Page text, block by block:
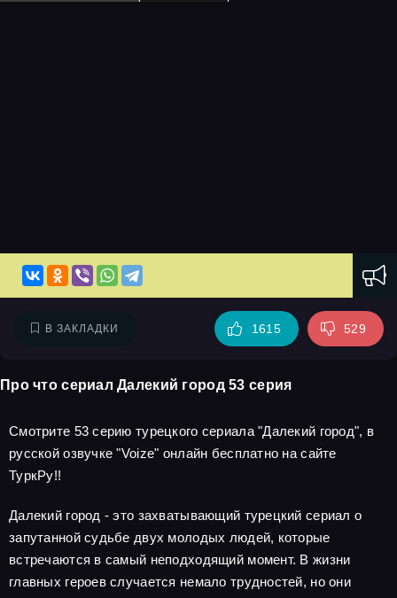
В ЗАКЛАДКИ 1615 529
Про что сериал Далекий город 53 серия
Смотрите 53 серию турецкого сериала "Далекий город", в
русской озвучке "Voize" онлайн бесплатно на сайте
ТуркРу!!
Далекий город - это захватывающий турецкий сериал о
запутанной судьбе двух молодых людей, которые
встречаются в самый неподходящий момент. В жизни
главных героев случается немало трудностей, но они